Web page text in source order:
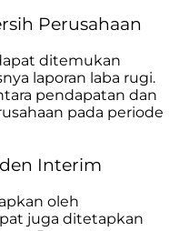
Perusahaan
ditemukan
laporan laba rugi.
pendapatan dan
pada periode
Interim
oleh
juga ditetapkan